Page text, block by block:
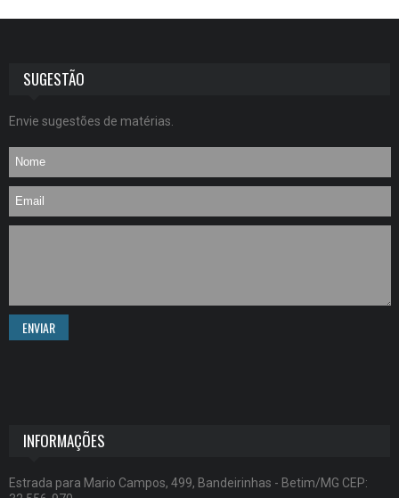
SUGESTÃO
Envie sugestões de matérias.
ENVIAR
INFORMAÇÕES
Estrada para Mario Campos, 499, Bandeirinhas - Betim/MG CEP: